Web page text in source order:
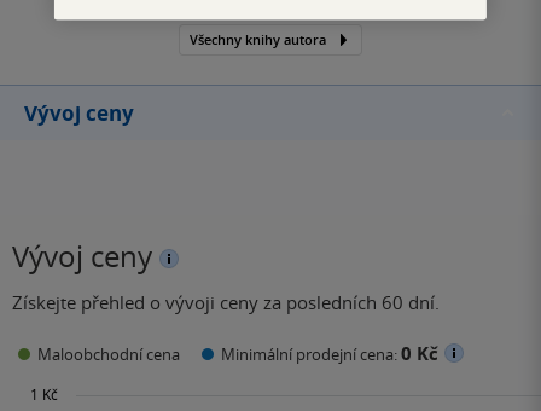
Všechny knihy autora
Vývoj ceny
Vývoj ceny
Získejte přehled o vývoji ceny za posledních 60 dní.
Maloobchodní cena Minimální prodejní cena:0 Kč